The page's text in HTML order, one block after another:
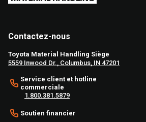
Contactez-nous
Toyota Material Handling Siège
5559 Inwood Dr., Columbus, IN 47201
Service client et hotline
commerciale
1.800.381.5879
Soutien financier